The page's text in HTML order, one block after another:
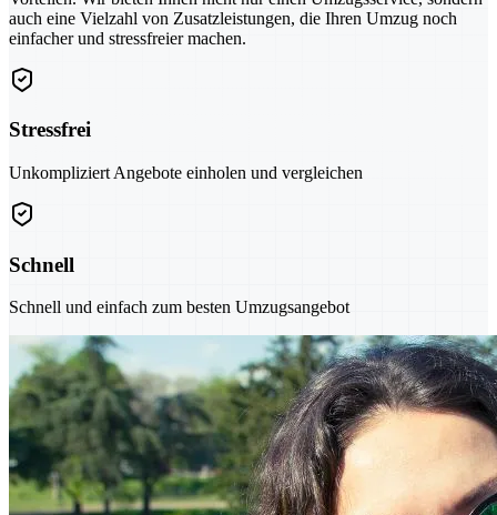
auch eine Vielzahl von Zusatzleistungen, die Ihren Umzug noch
einfacher und stressfreier machen.
Stressfrei
Unkompliziert Angebote einholen und vergleichen
Schnell
Schnell und einfach zum besten Umzugsangebot